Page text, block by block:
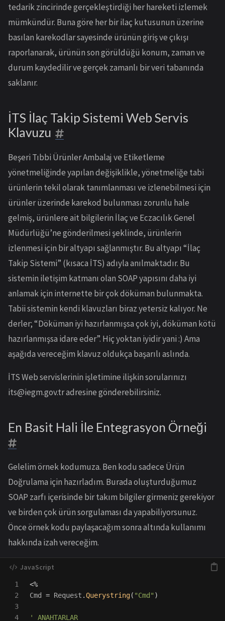
tedarik zincirinde gerçekleştirdiği her hareketi izlemek
mümkündür. Buna göre her bir ilaç kutusunun üzerine
basılan karekodlar sayesinde ürünün giriş ve çıkışı
raporlanarak, ürünün son görüldüğü konum, zaman ve
durum kaydedilir ve gerçek zamanlı bir veri tabanında
saklanır.
İTS İlaç Takip Sistemi Web Servis
Klavuzu
Beşeri Tıbbi Ürünler Ambalaj ve Etiketleme
yönetmeliğinde yapılan değişiklikle, yönetmeliğe tabi
ürünlerin tekil olarak tanımlanması ve izlenebilmesi için
ürünler üzerinde karekod bulunması zorunlu hale
gelmiş, ürünlere ait bilgilerin İlaç ve Eczacılık Genel
Müdürlüğü’ne gönderilmesi şeklinde, ürünlerin
izlenmesi için bir altyapı sağlanmıştır. Bu altyapı “İlaç
Takip Sistemi” (kısaca İTS) adıyla anılmaktadır. Bu
sistemin iletişim katmanı olan SOAP yapısını daha iyi
anlamak için internette bir çok döküman bulunmakta.
Tabii sistemin kendi klavuzları biraz yetersiz kalıyor. Ne
derler; “Döküman iyi hazırlanmışsa çok iyi, döküman kötü
hazırlanmışsa idare eder”. Hiç yoktan iyidir yani :) Ama
aşağıda vereceğim klavuz oldukça başarılı aslında.
İTS Web servislerinin işletimine ilişkin sorularınızı
its@iegm.gov.tradresine gönderebilirsiniz.
En Basit Hali İle Entegrasyon Örneği
Gelelim örnek kodumuza. Ben kodu sadece Ürün
Doğrulama için hazırladım. Burada oluşturduğumuz
SOAP zarfı içerisinde bir takım bilgiler girmeniz gerekiyor
ve birden çok ürün sorgulaması da yapabiliyorsunuz.
Önce örnek kodu paylaşacağım sonra altında kullanımı
hakkında izah vereceğim.
1
2
3
4
<%
Cmd
= Request .Querystring( "Cmd " )
' ANAHTARLAR